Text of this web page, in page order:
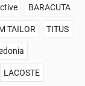
BARACUTA
TAILOR TITUS
LACOSTE